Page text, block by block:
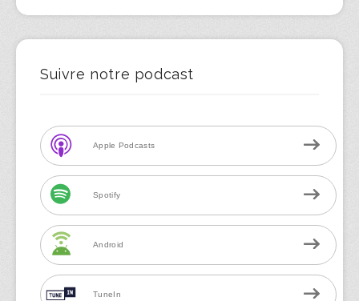
Suivre notre podcast
Apple Podcasts
Spotify
Android
TuneIn